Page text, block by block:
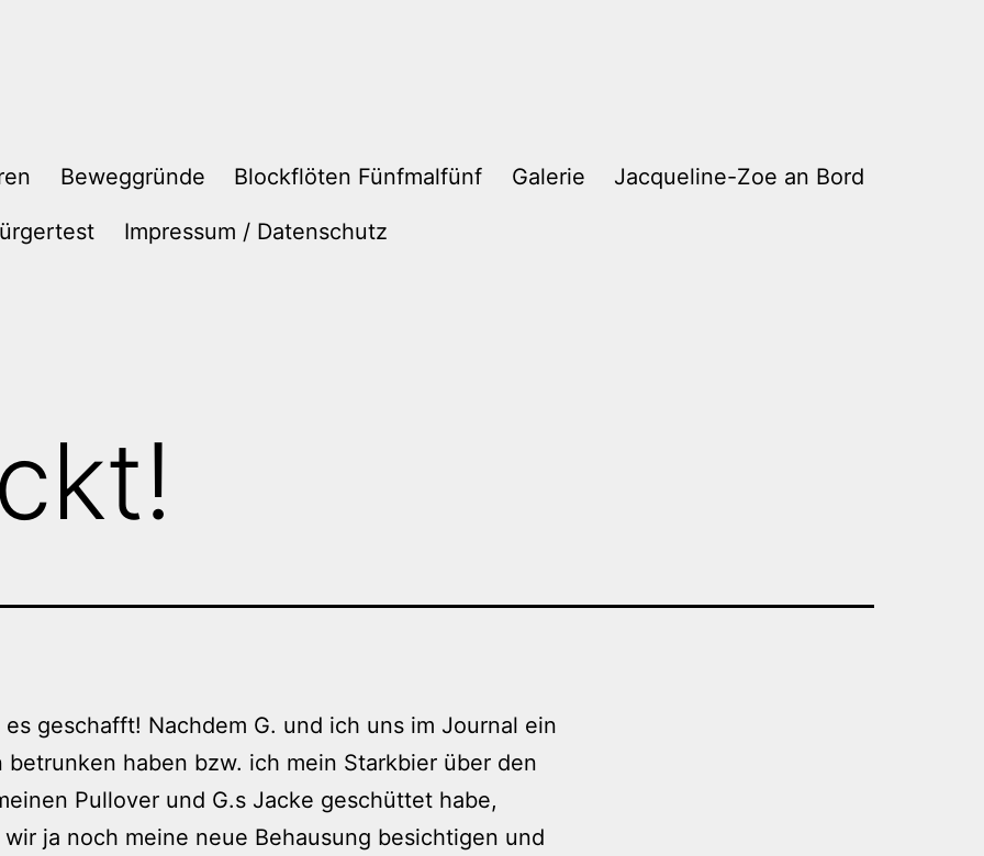
Beweggründe Blockflöten Fünfmalfünf Galerie Jacqueline-Zoe an Bord
Impressum / Datenschutz
es geschafft! Nachdem G. und ich uns im Journal ein
betrunken haben bzw. ich mein Starkbier über den
Pullover und G.s Jacke geschüttet habe,
ja noch meine neue Behausung besichtigen und